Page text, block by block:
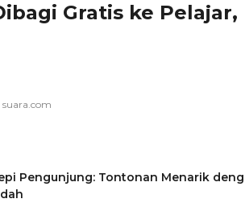
Gratis ke Pelajar,
Pengunjung: Tontonan Menarik